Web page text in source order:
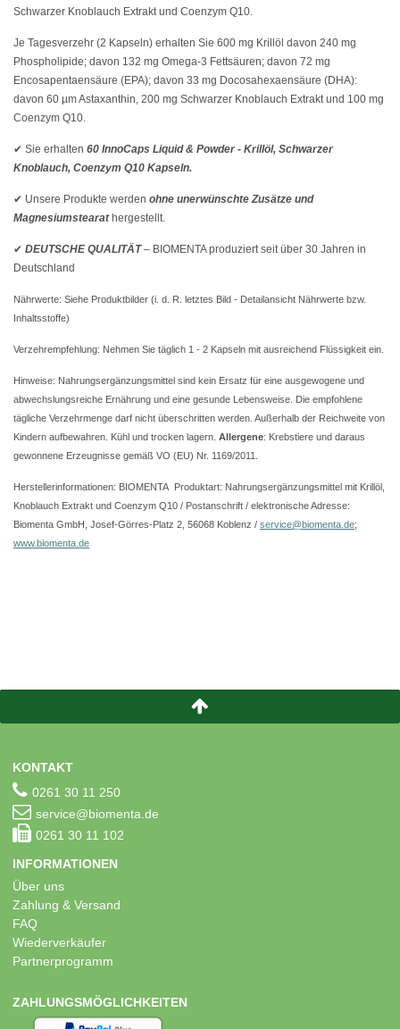
Schwarzer Knoblauch Extrakt und Coenzym Q10.
Je Tagesverzehr (2 Kapseln) erhalten Sie 600 mg Krillöl davon 240 mg
Phospholipide; davon 132 mg Omega-3 Fettsäuren; davon 72 mg
Encosapentaensäure (EPA); davon 33 mg Docosahexaensäure (DHA):
davon 60 µm Astaxanthin, 200 mg Schwarzer Knoblauch Extrakt und 100 mg
Coenzym Q10.
✔ Sie erhalten 60 InnoCaps Liquid & Powder - Krillöl, Schwarzer
Knoblauch, Coenzym Q10 Kapseln.
✔ Unsere Produkte werden ohne unerwünschte Zusätze und
Magnesiumstearathergestellt.
✔ DEUTSCHE QUALITÄT– BIOMENTA produziert seit über 30 Jahren in
Deutschland
Nährwerte: Siehe Produktbilder (i. d. R. letztes Bild - Detailansicht Nährwerte bzw.
Inhaltsstoffe)
Verzehrempfehlung: Nehmen Sie täglich 1 - 2 Kapseln mit ausreichend Flüssigkeit ein.
Hinweise: Nahrungsergänzungsmittel sind kein Ersatz für eine ausgewogene und
abwechslungsreiche Ernährung und eine gesunde Lebensweise. Die empfohlene
tägliche Verzehrmenge darf nicht überschritten werden. Außerhalb der Reichweite von
Kindern aufbewahren. Kühl und trocken lagern. Allergene: Krebstiere und daraus
gewonnene Erzeugnisse gemäß VO (EU) Nr. 1169/2011.
Herstellerinformationen: BIOMENTA Produktart: Nahrungsergänzungsmittel mit Krillöl,
Knoblauch Extrakt und Coenzym Q10 / Postanschrift / elektronische Adresse:
Biomenta GmbH, Josef-Görres-Platz 2, 56068 Koblenz / service@biomenta.de;
www.biomenta.de
KONTAKT
0261 30 11 250
service@biomenta.de
0261 30 11 102
INFORMATIONEN
Über uns
Zahlung & Versand
FAQ
Wiederverkäufer
Partnerprogramm
ZAHLUNGSMÖGLICHKEITEN